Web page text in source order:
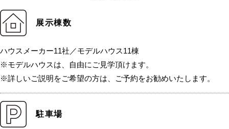
展示棟数
ハウスメーカー11社／モデルハウス11棟
※モデルハウスは、自由にご見学頂けます。
※詳しいご説明をご希望の方は、ご予約をお勧めいたします。
駐車場